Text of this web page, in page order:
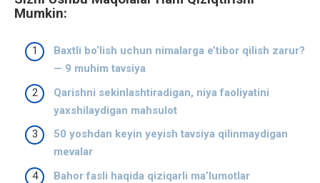
Mumkin:
Baxtli bo‘lish uchun nimalarga e’tibor qilish zarur?
— 9 muhim tavsiya
Qarishni sekinlashtiradigan, niya faoliyatini
yaxshilaydigan mahsulot
50 yoshdan keyin yeyish tavsiya qilinmaydigan
mevalar
Bahor fasli haqida qiziqarli ma’lumotlar